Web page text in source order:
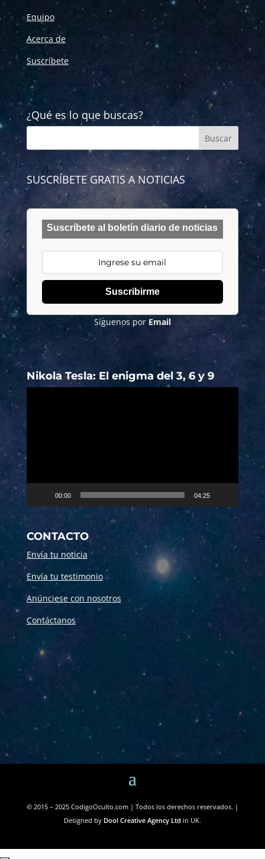
Equipo
Acerca de
Suscríbete
¿Qué es lo que buscas?
SUSCRÍBETE GRATIS A NOTICIAS
Suscríbete al boletín diario de noticias
Suscribirme
Síguenos por Email
Nikola Tesla: El enigma del 3, 6 y 9
00:00 04:25
CONTACTO
Envía tu noticia
Envía tu testimonio
Anúnciese con nosotros
Contáctanos
© 2015 – 2025 CodigoOculto.com | Todos los derechos reservados. |
Designed by Dool Creative Agency Ltd in UK.